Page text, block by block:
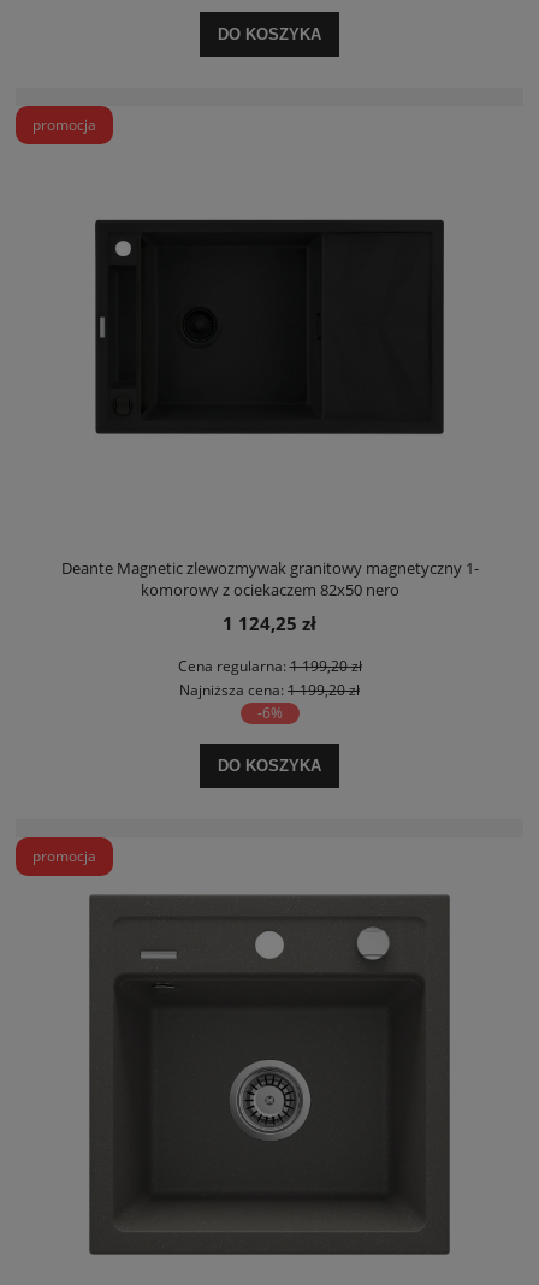
DO KOSZYKA
Deante Magnetic zlewozmywak granitowy magnetyczny 1-
komorowy z ociekaczem 82x50 nero
1 124,25 zł
Cena regularna:1 199,20 zł
Najniższa cena: 1 199,20 zł
-6%
DO KOSZYKA
promocja
promocja